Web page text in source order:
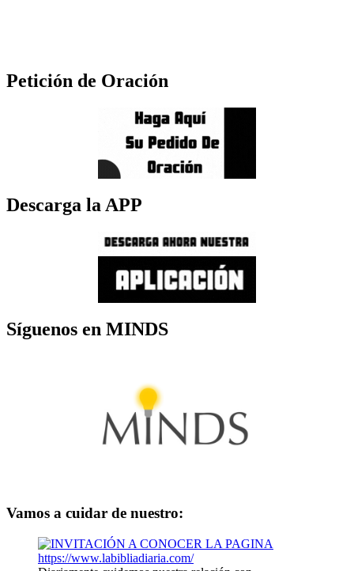
Petición de Oración
Descarga la APP
Síguenos en MINDS
Vamos a cuidar de nuestro: